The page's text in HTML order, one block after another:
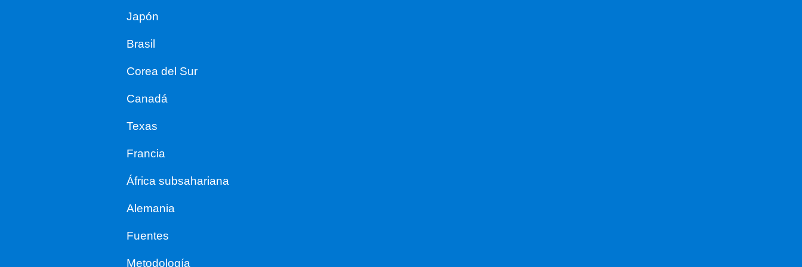
Japón
Brasil
Corea del Sur
Canadá
Texas
Francia
África subsahariana
Alemania
Fuentes
Metodología